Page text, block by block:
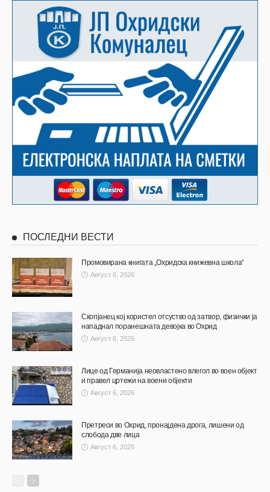
ПОСЛЕДНИ ВЕСТИ
Промовирана книгата „Охридска книжевна школа“
Август 6, 2026
Скопјанец кој користел отсуство од затвор, физички ја
нападнал поранешната девојка во Охрид
Август 6, 2026
Лице од Германија неовластено влегол во воен објект
и правел цртежи на воени објекти
Август 6, 2026
Претреси во Охрид, пронајдена дрога, лишени од
слобода две лица
Август 6, 2026